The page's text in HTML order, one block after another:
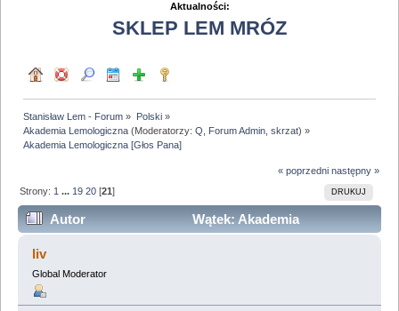
Aktualności:
SKLEP LEM MRÓZ
Stanisław Lem - Forum » Polski»
Akademia Lemologiczna (Moderatorzy:Q Forum Admin ,skrzat) »
Akademia Lemologiczna [Głos Pana]
« poprzedni następny »
DRUKUJ
Strony: 1 ... 19 20 [21]
Autor
Wątek: Akademia
Lemologiczna [Głos Pana] (Przeczytany 615750 razy)
liv
Global Moderator